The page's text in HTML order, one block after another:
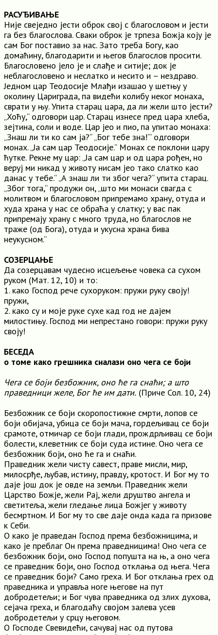
РАСУЂИВАЊЕ
Није свеједно јести оброк свој c благословом и јести
га без благослова. Сваки оброк је трпеза Божја коју је
сам Бог поставио за нас. Зато треба Богу, као
домаћину, благодарити и његов благослов просити.
Благословено јело је и слађе и ситије; док је
неблагословено и неслатко и несито и – нездраво.
Једном цар Теодосије Млађи изашао у шетњу у
околину Цариграда, па видећи колибу неког монаха,
сврати у њу. Упита старац цара, да ли жели што јести?
„Хоћу,“ одговори цар. Старац изнесе пред цара хлеба,
зејтина, соли и воде. Цар jeo и пио, па упитао монаха:
„Знаш ли ти ко сам ја?“ „Бог тебе зна!“‘ одговори
монах. „Ја сам цар Теодосије.“ Монах се поклони цару
ћутке. Рекне му цар: „Ја сам цар и од цара рођен, но
веруј ми никад у животу нисам jeo тако слатко као
данас у тебе.“ „А знаш ли ти због чега?“ упита старац.
„Због тога,“ продужи он, „што ми монаси свагда c
молитвом и благословом припремамо храну, отуда и
худа храна у нас се обраћа у слатку; у вас пак
припремају храну c много труда, но благослов не
траже (од Бога), отуда и укусна храна бива
неукусном.“
СОЗЕРЦАЊЕ
Да созерцавам чудесно исцељење човека са сухом
руком (Мат. 12, 10) и то:
1. како Господ рече сухоруком: пружи руку своју!
пружи,
2. како су и моје руке сухе кад год не дајем
милостињу. Господ ми непрестано говори: пружи руку
своју!
БЕСЕДА
о томе како грешника сналази оно чега се боји
Чега се боји безбожник, оно ће га снаћи; а што
праведници желе, Бог ће им дати. (Приче Сол. 10, 24)
Безбожник се боји скоропостижне смрти, лопов се
боји обијача, убица се боји мача, гордељивац се боји
срамоте, отмичар се боји глади, прождрљивац се боји
болести, клеветник се боји суда истине. Оно чега се
безбожник боји, оно ће га и снаћи.
Праведник жели чисту савест, праве мисли, мир,
милосрђе, љубав, истину, правду, кротост. И Бог му то
даје још док је овде на земљи. Праведник жели
Царство Божје, жели Рај, жели друштво ангела и
светитеља, жели гледање лица Божјег у животу
бесмртном. И Бог му то све даје онда када га призове
к Себи.
О како је праведан Господ према безбожницима, и
како је преблаг Он према праведницима! Оно чега се
безбожник боји, оно Господ попушта на њ, а оно чега
се праведник боји, оно Господ отклања од њега. Чега
се праведник боји? Само греха. И Бог отклања грех од
праведника и управља ноге његове на пут
добродетељи; и Бог чува праведника од злих духова,
сејача греха, и благодаћу својом залева усев
добродетељи у срцу његовом.
О Господе Свевидећи, сачувај нас од путова